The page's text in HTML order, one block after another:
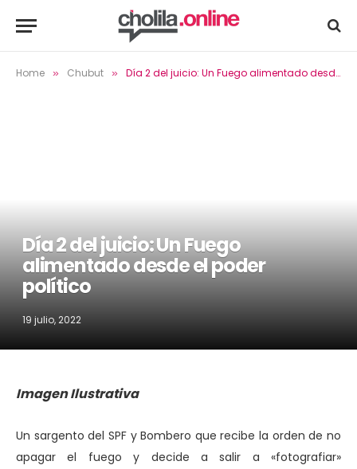
Home » Chubut » Día 2 del juicio: Un Fuego alimentado desde el poder político
Día 2 del juicio: Un Fuego
alimentado desde el poder
político
19 julio, 2022
Imagen Ilustrativa
Un sargento del SPF y Bombero que recibe la orden de no
apagar el fuego y decide a salir a «fotografiar»